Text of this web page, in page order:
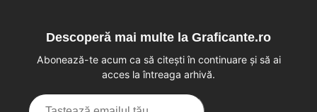
Descoperă mai multe la Graficante.ro
Abonează-te acum ca să citești în continuare și să ai
acces la întreaga arhivă.
Tastează